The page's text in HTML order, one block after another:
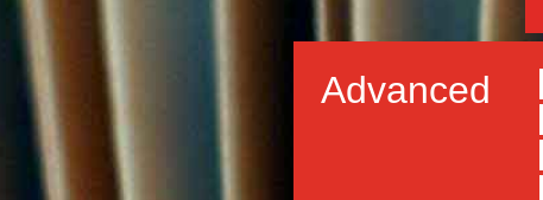
Advanced